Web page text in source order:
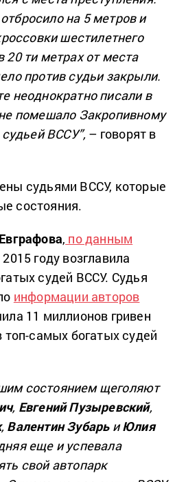
на 5 метров и
шестилетнего
ти метрах от места
против судьи закрыли.
неоднократно писали в
помешало Закропивному
ВССУ”, – говорят в
судьями ВССУ, которые
состояния.
, по данным
2015 году возглавила
судей ВССУ. Судья
информации авторов
11 миллионов гривен
топ-самых богатых судей
состоянием щеголяют
, Евгений Пузыревский,
, Валентин ЗубарьиЮлия
еще и успевала
свой автопарк